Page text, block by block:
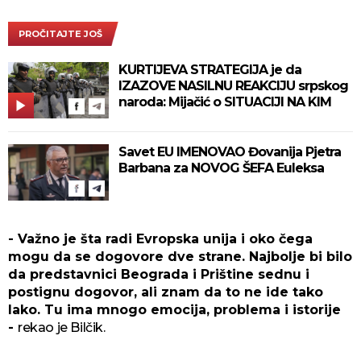
PROČITAJTE JOŠ
KURTIJEVA STRATEGIJA je da
IZAZOVE NASILNU REAKCIJU srpskog
naroda: Mijačić o SITUACIJI NA KIM
Savet EU IMENOVAO Đovanija Pjetra
Barbana za NOVOG ŠEFA Euleksa
- Važno je šta radi Evropska unija i oko čega
mogu da se dogovore dve strane. Najbolje bi bilo
da predstavnici Beograda i Prištine sednu i
postignu dogovor, ali znam da to ne ide tako
lako. Tu ima mnogo emocija, problema i istorije
- rekao je Bilčik.